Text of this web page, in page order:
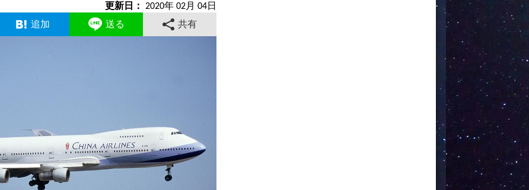
更新日：
2020年 02月 04日
追加 送る 共有